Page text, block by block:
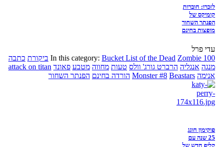
לזכרו: חוברות
קומיקס של
הפנתר השחור
מופצות בחינם
עדי פרל
In this category: Bucket List of the Dead Zombie 100 ביקורת כתבה
מנגה אנגליה הרברט גורג' וולס טעות מחווה מטבע פאונד attack on titan
אנימה
Monster #8 Beastars הורדה בחינם הפנתר השחור
פוקימון חוגג
25 שנה עם
קליפ חדש של